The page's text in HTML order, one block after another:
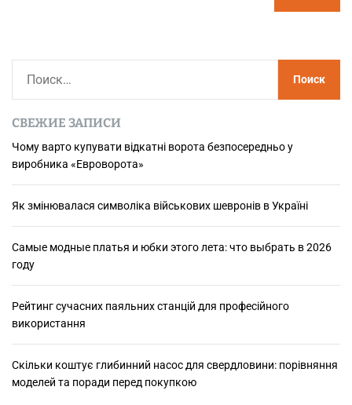
т
и
:
СВЕЖИЕ ЗАПИСИ
Чому варто купувати відкатні ворота безпосередньо у
виробника «Евроворота»
Як змінювалася символіка військових шевронів в Україні
Самые модные платья и юбки этого лета: что выбрать в 2026
году
Рейтинг сучасних паяльних станцій для професійного
використання
Скільки коштує глибинний насос для свердловини: порівняння
моделей та поради перед покупкою